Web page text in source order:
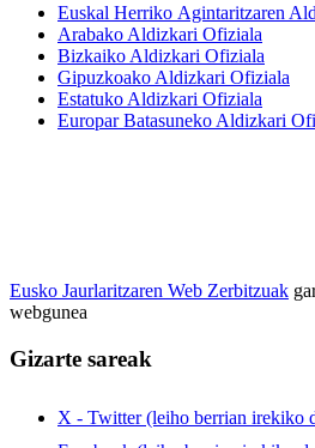
Euskal Herriko Agintaritzaren
Arabako Aldizkari Ofiziala
Bizkaiko Aldizkari Ofiziala
Gipuzkoako Aldizkari Ofiziala
Estatuko Aldizkari Ofiziala
Europar Batasuneko Aldizkari
Eusko Jaurlaritzaren Web Zerbitzuak
webgunea
Gizarte sareak
X - Twitter (leiho berrian irekiko